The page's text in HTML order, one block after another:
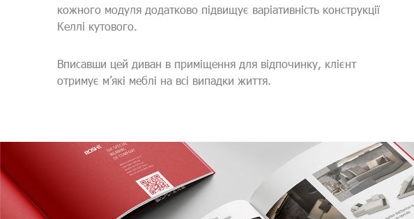
кожного модуля додатково підвищує варіативність конструкції
Келлі кутового.
Вписавши цей диван в приміщення для відпочинку, клієнт
отримує м’які меблі на всі випадки життя.